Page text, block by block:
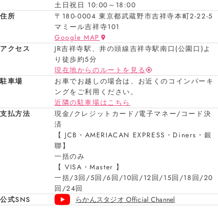
土日祝日 10:00～18:00
住所
〒180-0004 東京都武蔵野市吉祥寺本町2-22-5
マミール吉祥寺101
Google MAP
アクセス
JR吉祥寺駅、井の頭線吉祥寺駅南口(公園口)よ
り徒歩約5分
現在地からのルートを見る
駐車場
お車でお越しの場合は、お近くのコインパーキ
ングをご利用ください。
近隣の駐車場はこちら
支払方法
現金/クレジットカード/電子マネー/コード決
済
【 JCB・AMERIACAN EXPRESS・Diners・銀
聯】
一括のみ
【 VISA・Master 】
一括/3回/5回/6回/10回/12回/15回/18回/20
回/24回
公式SNS
らかんスタジオ Official Channel